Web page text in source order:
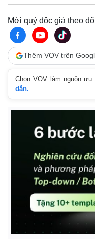
Thế giới
Quan sát
Mời quý độc giả theo
Thêm VOV trên
Chọn VOV làm nguồn
dẫn.